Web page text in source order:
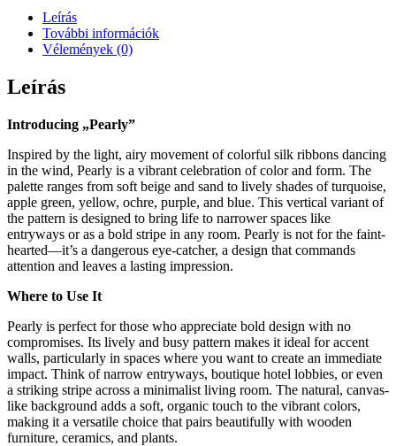
Leírás
További információk
Vélemények (0)
Leírás
Introducing „Pearly”
Inspired by the light, airy movement of colorful silk ribbons dancing
in the wind, Pearly is a vibrant celebration of color and form. The
palette ranges from soft beige and sand to lively shades of turquoise,
apple green, yellow, ochre, purple, and blue. This vertical variant of
the pattern is designed to bring life to narrower spaces like
entryways or as a bold stripe in any room. Pearly is not for the faint-
hearted—it’s a dangerous eye-catcher, a design that commands
attention and leaves a lasting impression.
Where to Use It
Pearly is perfect for those who appreciate bold design with no
compromises. Its lively and busy pattern makes it ideal for accent
walls, particularly in spaces where you want to create an immediate
impact. Think of narrow entryways, boutique hotel lobbies, or even
a striking stripe across a minimalist living room. The natural, canvas-
like background adds a soft, organic touch to the vibrant colors,
making it a versatile choice that pairs beautifully with wooden
furniture, ceramics, and plants.